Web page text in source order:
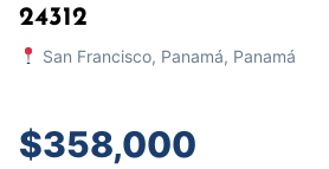
24312
San Francisco, Panamá, Panamá
$358,000